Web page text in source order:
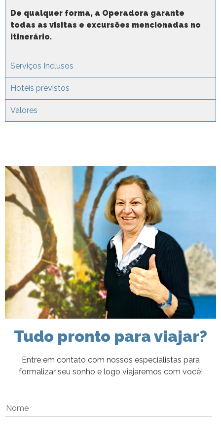
De qualquer forma, a Operadora garante
todas as visitas e excursões mencionadas no
itinerário.
Serviços Inclusos
Hotéis previstos
Valores
Tudo pronto para viajar?
Entre em contato com nossos especialistas para
formalizar seu sonho e logo viajaremos com você!
Nome